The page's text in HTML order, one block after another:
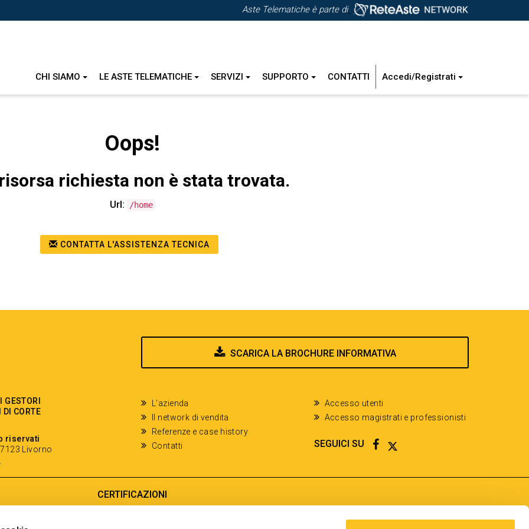
Aste Telematiche è parte di
CHI SIAMO LE ASTE TELEMATICHE SERVIZI SUPPORTO CONTATTI Accedi/Registrati
Oops!
richiesta non è stata trovata.
Url: /home
CONTATTA L'ASSISTENZA TECNICA
SCARICA LA BROCHURE INFORMATIVA
DI CORTE
riservati
Livorno
L'azienda
Il network di vendita
Referenze e case history
Contatti
Accesso utenti
Accesso magistrati e professionisti
SEGUICI SU FACEBOOK
TWITTER
CERTIFICAZIONI